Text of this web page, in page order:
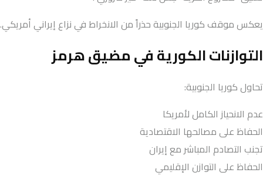
يعكس موقف كوريا الجنوبية حذراً من الانخراط في نزاع إيراني أمريكي.
التوازنات الكورية في مضيق هرمز
تحاول كوريا الجنوبية:
عدم الانحياز الكامل لأمريكا
الحفاظ على مصالحها الاقتصادية
تجنب التصادم المباشر مع إيران
الحفاظ على التوازن الإقليمي